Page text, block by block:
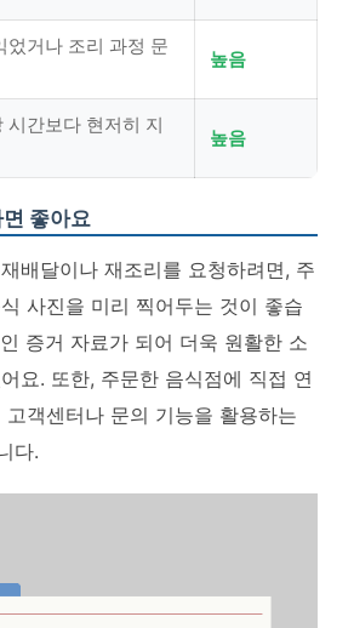
었거나 조리 과정 문
높음
시간보다 현저히 지
높음
좋아요
배달이나 재조리를 요청하려면, 주
사진을 미리 찍어두는 것이 좋습
증거 자료가 되어 더욱 원활한 소
요. 또한, 주문한 음식점에 직접 연
객센터나 문의 기능을 활용하는
다.